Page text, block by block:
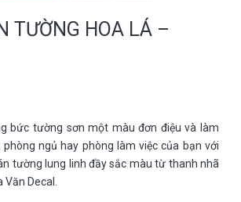
TƯỜNG HOA LÁ –
bức tường sơn một màu đơn điệu và làm
ngủ hay phòng làm việc của bạn với
tường lung linh đầy sắc màu từ thanh nhã
Văn Decal.